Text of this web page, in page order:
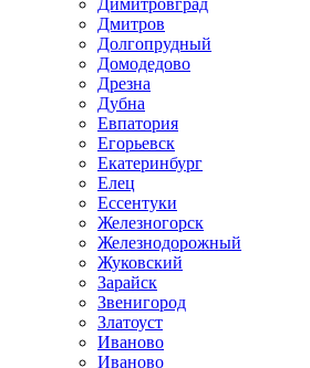
Димитровград
Дмитров
Долгопрудный
Домодедово
Дрезна
Дубна
Евпатория
Егорьевск
Екатеринбург
Елец
Ессентуки
Железногорск
Железнодорожный
Жуковский
Зарайск
Звенигород
Златоуст
Иваново
Иваново